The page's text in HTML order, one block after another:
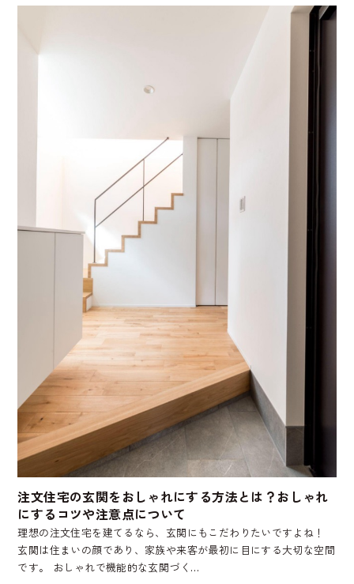
注文住宅の玄関をおしゃれにする方法とは？おしゃれ
にするコツや注意点について
理想の注文住宅を建てるなら、玄関にもこだわりたいですよね！
玄関は住まいの顔であり、家族や来客が最初に目にする大切な空間
です。 おしゃれで機能的な玄関づく…